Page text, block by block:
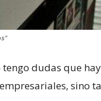
dudas que
sino